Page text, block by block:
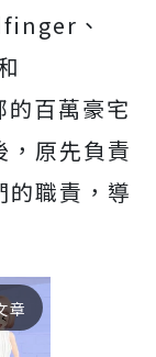
、
百萬豪宅
，原先負責
的職責，導
章